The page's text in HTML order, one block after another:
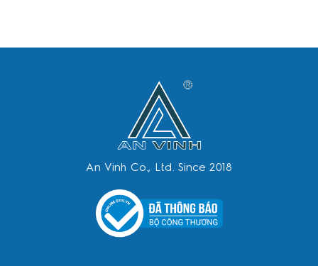
An Vinh Co., Ltd. Since 2018